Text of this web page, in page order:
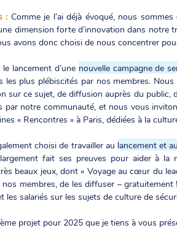
: Comme je l’ai déjà évoqué, nous
dimension forte d’innovation dans
avons donc choisi de nous concentrer
lancement d’une nouvelle campagne de
les plus plébiscités par nos membres.
sur ce sujet, de diffusion auprès du public,
par notre communauté, et nous vous
« Rencontres » à Paris, dédiées à la
choisi de travailler au lancement et
fait ses preuves pour aider à
beaux jeux, dont « Voyage au cœur du
nos membres, de les diffuser –
les salariés sur les sujets de culture de
projet pour 2025 que je tiens à vous